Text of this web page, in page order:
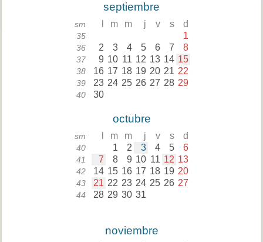
septiembre
sm m m j v s d
35 1
36 2 3 4 5 6 7 8
37 9 10 11 12 13 14 15
38 16 17 18 19 20 21 22
39 23 24 25 26 27 28 29
40 30
octubre
sm m m j v s d
40 1 2 3 4 5 6
41 7 8 9 10 11 12 13
42 14 15 16 17 18 19 20
43 21 22 23 24 25 26 27
44 28 29 30 31
noviembre